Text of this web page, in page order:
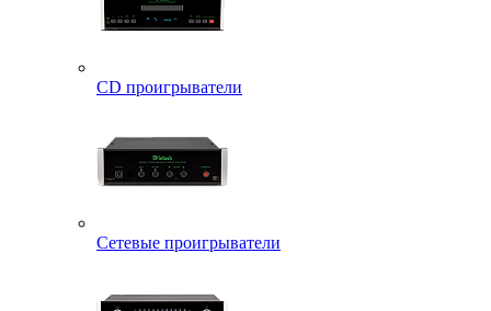
CD проигрыватели
Сетевые проигрыватели